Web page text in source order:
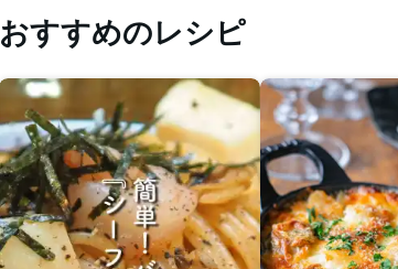
おすすめのレシピ